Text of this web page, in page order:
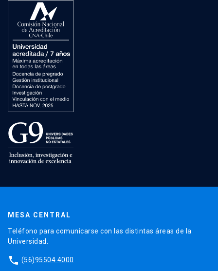
MESA CENTRAL
Teléfono para comunicarse con las distintas áreas de la
Universidad.
phone (56)95504 4000